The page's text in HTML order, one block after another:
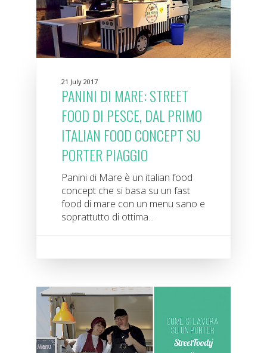
21 July 2017
PANINI DI MARE: STREET
FOOD DI PESCE, DAL PRIMO
ITALIAN FOOD CONCEPT SU
PORTER PIAGGIO
Panini di Mare è un italian food
concept che si basa su un fast
food di mare con un menu sano e
soprattutto di ottima...